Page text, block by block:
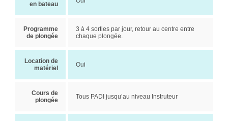
en bateau
Programme
de plongée
3 à 4 sorties par jour, retour au centre entre
chaque plongée.
Location de
matériel
Oui
Cours de
plongée
Tous PADI jusqu’au niveau Instruteur